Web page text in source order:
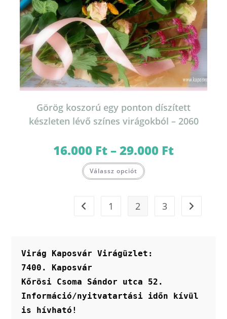
Görög koszorú egy ponton díszített
készleten lévő színes virágokból – 2060
16.000 Ft–29.000 Ft16.000 Ft
Válassz opciót a
1 2 3
Virág Kaposvár Virágüzlet:
7400. Kaposvár
Kőrösi Csoma Sándor utca 52.
Információ/nyitvatartási időn kívül
is hívható!